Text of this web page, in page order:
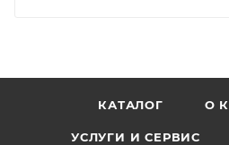
КАТАЛОГ О
УСЛУГИ И СЕРВИС